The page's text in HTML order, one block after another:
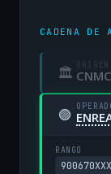
CADENA DE
🏛 ORIGEN
CNMC
🟢
RANGO
900670XXX